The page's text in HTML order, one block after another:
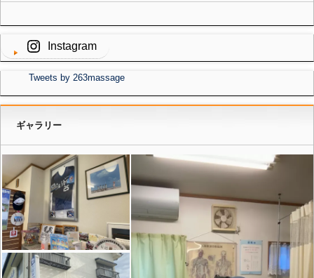
Instagram
Tweets by 263massage
ギャラリー